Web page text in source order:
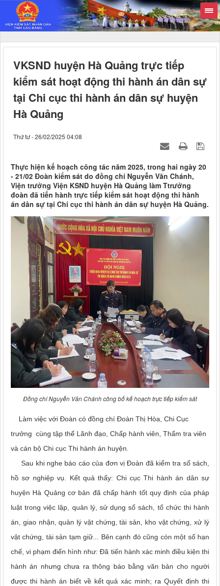
VKSND huyện Hà Quảng trực tiếp
kiểm sát hoạt động thi hành án dân sự
tại Chi cục thi hành án dân sự huyện
Hà Quảng
Thứ tư - 26/02/2025 04:08
Thực hiện kế hoạch công tác năm 2025, trong hai ngày 20
- 21/02 Đoàn kiểm sát do đồng chí Nguyễn Văn Chánh,
Viện trưởng Viện KSND huyện Hà Quảng làm Ttrưởng
đoàn đã tiến hành trực tiếp kiểm sát hoạt động thi hành
án dân sự tại Chi cục thi hành án dân sự huyện Hà Quảng.
Đồng chí Nguyễn Văn Chánh công bố kế hoạch trực tiếp kiểm sát
Làm việc với Đoàn có đồng chí Đoàn Thị Hòa, Chi Cục
trưởng cùng tập thể Lãnh đạo, Chấp hành viên, Thẩm tra viên
và cán bộ Chi cục Thi hành án huyện.
Sau khi nghe báo cáo của đơn vị Đoàn đã kiểm tra sổ sách,
hồ sơ nghiệp vụ. Kết quả thấy: Chi cục Thi hành án dân sự
huyện Hà Quảng cơ bản đã chấp hành tốt quy định của pháp
luật trong việc lập, quản lý, sử dụng sổ sách, tổ chức thi hành
án, giao nhận, quản lý vật chứng, tài sản, kho vật chứng, xử lý
vật chứng, tài sản tạm giữ... Bên cạnh đó cũng còn một số hạn
chế, vi phạm điển hình như: Đã tiến hành xác minh điều kiện thi
hành án nhưng chưa ra thông báo bằng văn bản cho người
được thi hành án biết về kết quả xác minh; ra Quyết định thi